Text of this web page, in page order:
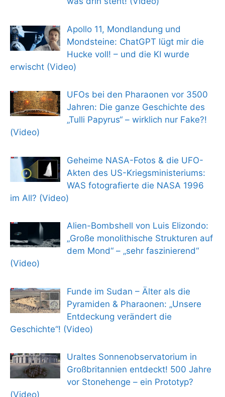
Apollo 11, Mondlandung und
Mondsteine: ChatGPT lügt mir die
Hucke voll! – und die KI wurde
erwischt (Video)
UFOs bei den Pharaonen vor 3500
Jahren: Die ganze Geschichte des
„Tulli Papyrus“ – wirklich nur Fake?!
(Video)
Geheime NASA-Fotos & die UFO-
Akten des US-Kriegsministeriums:
WAS fotografierte die NASA 1996
im All? (Video)
Alien-Bombshell von Luis Elizondo:
„Große monolithische Strukturen auf
dem Mond“ – „sehr faszinierend“
(Video)
Funde im Sudan – Älter als die
Pyramiden & Pharaonen: „Unsere
Entdeckung verändert die
Geschichte“! (Video)
Uraltes Sonnenobservatorium in
Großbritannien entdeckt! 500 Jahre
vor Stonehenge – ein Prototyp?
(Video)